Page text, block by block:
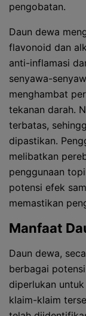
pengobatan.
Daun dewa
flavonoid dan
anti-inflamasi
senyawa-
menghambat
tekanan darah.
terbatas,
dipastikan.
melibatkan
penggunaan
potensi efek
memastikan
Manfaat
Daun dewa,
berbagai
diperlukan
klaim-klaim